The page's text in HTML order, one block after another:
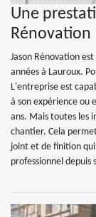
Une
Rénovation
Jason Rénovation
années à Lauroux.
L'entreprise est
à son expérience ou
ans. Mais toutes les
chantier. Cela
joint et de finition
professionnel depuis